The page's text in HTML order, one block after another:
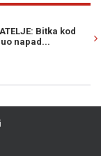
Bitka kod
napad...